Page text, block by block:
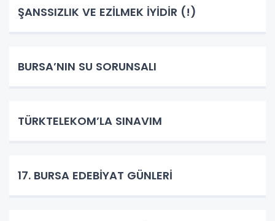
ŞANSSIZLIK VE EZİLMEK İYİDİR (!)
BURSA’NIN SU SORUNSALI
TÜRKTELEKOM’LA SINAVIM
17. BURSA EDEBİYAT GÜNLERİ